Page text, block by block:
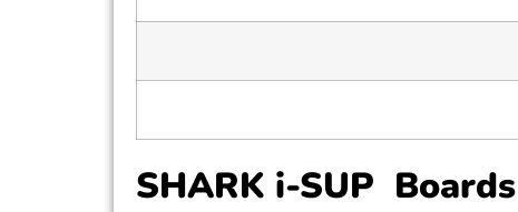
SHARK i-SUP